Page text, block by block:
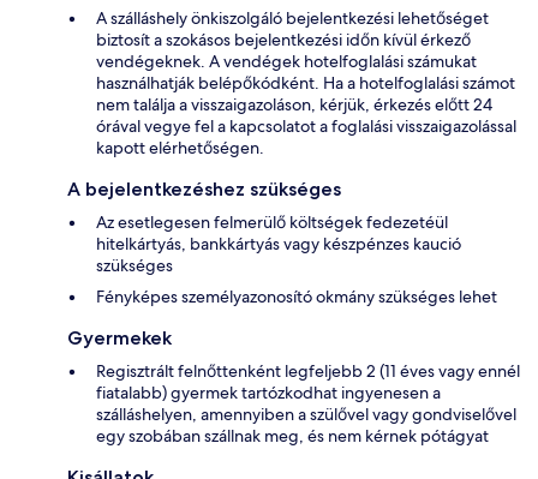
A szálláshely önkiszolgáló bejelentkezési lehetőséget
biztosít a szokásos bejelentkezési időn kívül érkező
vendégeknek. A vendégek hotelfoglalási számukat
használhatják belépőkódként. Ha a hotelfoglalási számot
nem találja a visszaigazoláson, kérjük, érkezés előtt 24
órával vegye fel a kapcsolatot a foglalási visszaigazolással
kapott elérhetőségen.
A bejelentkezéshez szükséges
Az esetlegesen felmerülő költségek fedezetéül
hitelkártyás, bankkártyás vagy készpénzes kaució
szükséges
Fényképes személyazonosító okmány szükséges lehet
Gyermekek
Regisztrált felnőttenként legfeljebb 2 (11 éves vagy ennél
fiatalabb) gyermek tartózkodhat ingyenesen a
szálláshelyen, amennyiben a szülővel vagy gondviselővel
egy szobában szállnak meg, és nem kérnek pótágyat